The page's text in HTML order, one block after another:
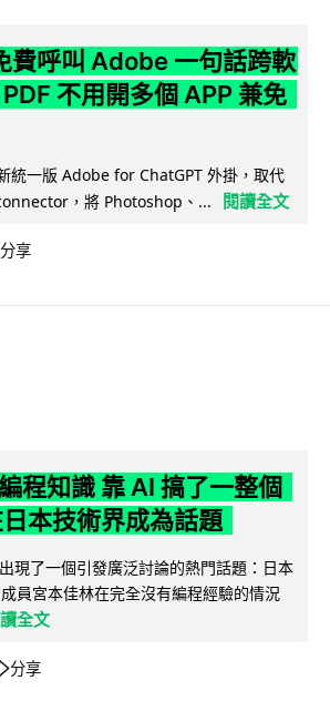
費呼叫 Adobe 一句話跨軟
不用開多個 APP 兼免
統一版 Adobe for ChatGPT 外掛，取代
，將 Photoshop、...
閱讀全文
分享
程知識 靠 AI 搞了一整個
本技術界成為話題
現了一個引發廣泛討論的熱門話題：日本
員宮本佳林在完全沒有編程經驗的情況
全文
分享